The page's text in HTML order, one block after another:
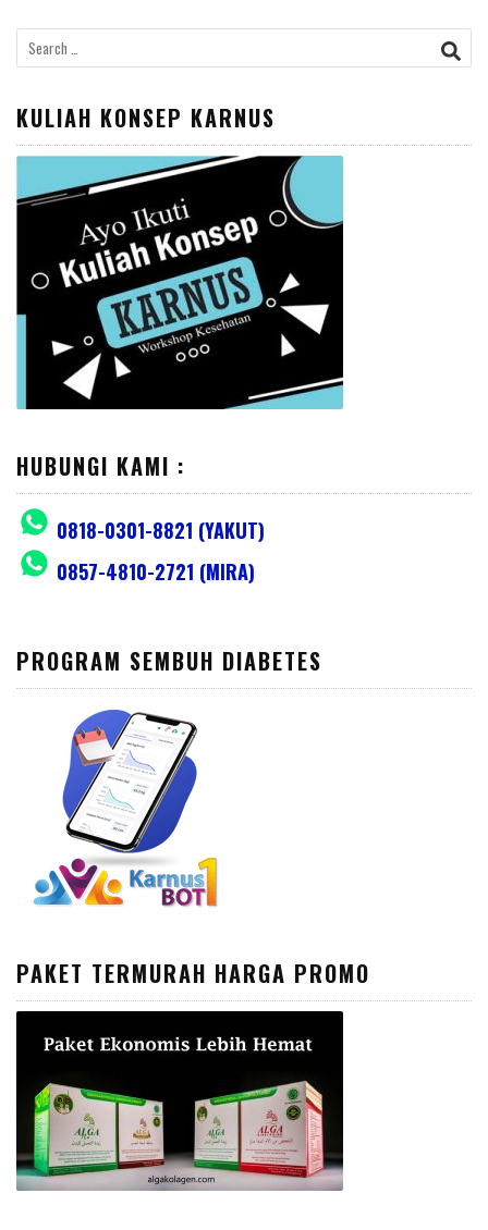
Search
for:
KULIAH KONSEP KARNUS
HUBUNGI KAMI :
0818-0301-8821 (YAKUT)
0857-4810-2721 (MIRA)
PROGRAM SEMBUH DIABETES
PAKET TERMURAH HARGA PROMO